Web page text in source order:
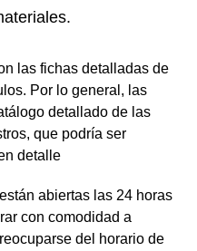
las fichas detalladas de
Por lo general, las
detallado de las
que podría ser
detalle
abiertas las 24 horas
con comodidad a
del horario de